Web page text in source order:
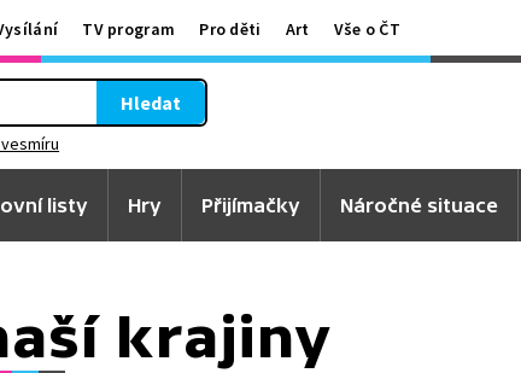
TV program Pro děti Art Vše o ČT
Hledat
listy Hry Přijímačky Náročné situace
krajiny